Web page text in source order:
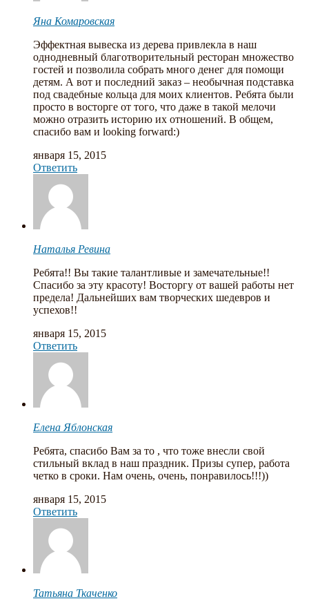
Яна Комаровская
Эффектная вывеска из дерева привлекла в наш
однодневный благотворительный ресторан множество
гостей и позволила собрать много денег для помощи
детям. А вот и последний заказ – необычная подставка
под свадебные кольца для моих клиентов. Ребята были
просто в восторге от того, что даже в такой мелочи
можно отразить историю их отношений. В общем,
спасибо вам и looking forward:)
января 15, 2015
Ответить
Наталья Ревина
Ребята!! Вы такие талантливые и замечательные!!
Спасибо за эту красоту! Восторгу от вашей работы нет
предела! Дальнейших вам творческих шедевров и
успехов!!
января 15, 2015
Ответить
Елена Яблонская
Ребята, спасибо Вам за то , что тоже внесли свой
стильный вклад в наш праздник. Призы супер, работа
четко в сроки. Нам очень, очень, понравилось!!!))
января 15, 2015
Ответить
Татьяна Ткаченко